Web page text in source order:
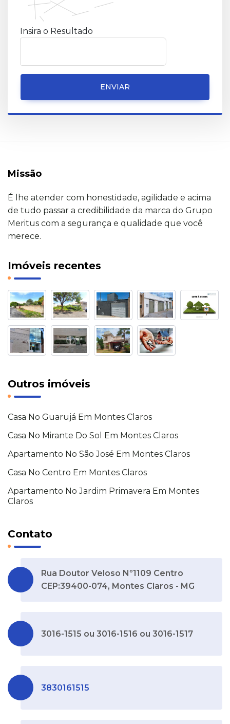
Insira o Resultado
ENVIAR
Missão
É lhe atender com honestidade, agilidade e acima
de tudo passar a credibilidade da marca do Grupo
Meritus com a segurança e qualidade que você
merece.
Imóveis recentes
Outros imóveis
Casa No Guarujá Em Montes Claros
Casa No Mirante Do Sol Em Montes Claros
Apartamento No São José Em Montes Claros
Casa No Centro Em Montes Claros
Apartamento No Jardim Primavera Em Montes
Claros
Contato
Rua Doutor Veloso Nº1109 Centro
CEP:39400-074, Montes Claros - MG
3016-1515 ou 3016-1516 ou 3016-1517
3830161515